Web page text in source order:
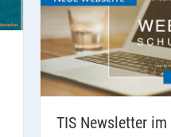
TIS Newsletter